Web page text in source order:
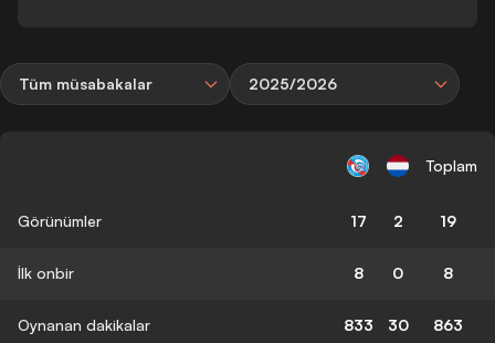
Tüm müsabakalar 2025/2026
Toplam
Görünümler 17 2 19
İlk onbir 8 0 8
Oynanan dakikalar 833 30 863